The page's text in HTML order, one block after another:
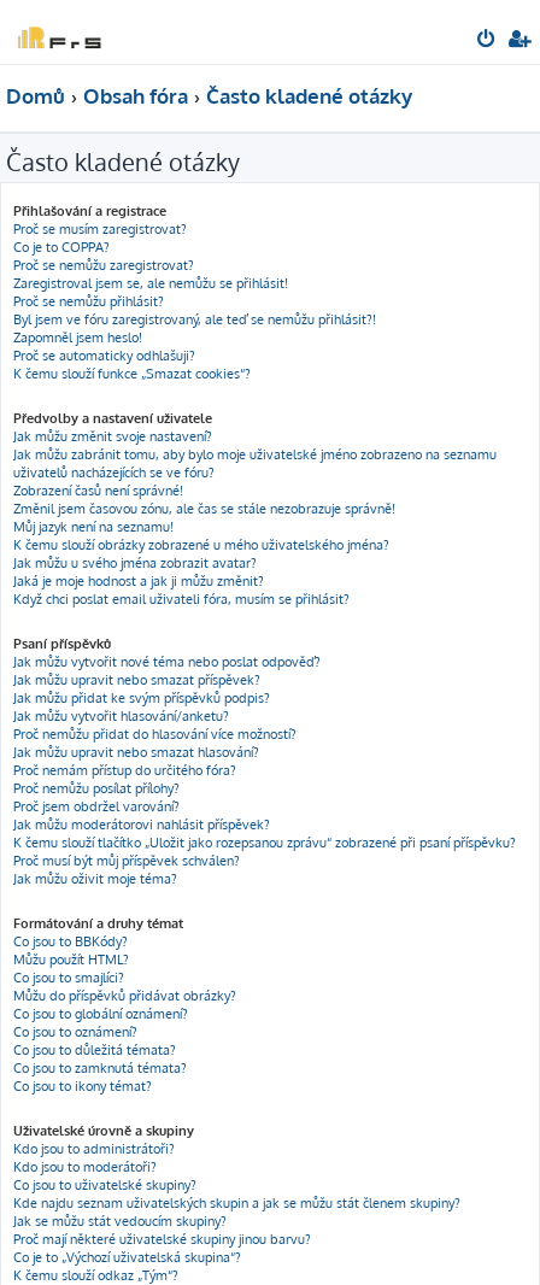
Domů Obsah fóra Často kladené otázky
Často kladené otázky
Přihlašování a registrace
Proč se musím zaregistrovat?
Co je to COPPA?
Proč se nemůžu zaregistrovat?
Zaregistroval jsem se, ale nemůžu se přihlásit!
Proč se nemůžu přihlásit?
Byl jsem ve fóru zaregistrovaný, ale teď se nemůžu přihlásit?!
Zapomněl jsem heslo!
Proč se automaticky odhlašuji?
K čemu slouží funkce „Smazat cookies“?
Předvolby a nastavení uživatele
Jak můžu změnit svoje nastavení?
Jak můžu zabránit tomu, aby bylo moje uživatelské jméno zobrazeno na seznamu
uživatelů nacházejících se ve fóru?
Zobrazení časů není správné!
Změnil jsem časovou zónu, ale čas se stále nezobrazuje správně!
Můj jazyk není na seznamu!
K čemu slouží obrázky zobrazené u mého uživatelského jména?
Jak můžu u svého jména zobrazit avatar?
Jaká je moje hodnost a jak ji můžu změnit?
Když chci poslat email uživateli fóra, musím se přihlásit?
Psaní příspěvků
Jak můžu vytvořit nové téma nebo poslat odpověď?
Jak můžu upravit nebo smazat příspěvek?
Jak můžu přidat ke svým příspěvků podpis?
Jak můžu vytvořit hlasování/anketu?
Proč nemůžu přidat do hlasování více možností?
Jak můžu upravit nebo smazat hlasování?
Proč nemám přístup do určitého fóra?
Proč nemůžu posílat přílohy?
Proč jsem obdržel varování?
Jak můžu moderátorovi nahlásit příspěvek?
K čemu slouží tlačítko „Uložit jako rozepsanou zprávu“ zobrazené při psaní příspěvku?
Proč musí být můj příspěvek schválen?
Jak můžu oživit moje téma?
Formátování a druhy témat
Co jsou to BBKódy?
Můžu použít HTML?
Co jsou to smajlíci?
Můžu do příspěvků přidávat obrázky?
Co jsou to globální oznámení?
Co jsou to oznámení?
Co jsou to důležitá témata?
Co jsou to zamknutá témata?
Co jsou to ikony témat?
Uživatelské úrovně a skupiny
Kdo jsou to administrátoři?
Kdo jsou to moderátoři?
Co jsou to uživatelské skupiny?
Kde najdu seznam uživatelských skupin a jak se můžu stát členem skupiny?
Jak se můžu stát vedoucím skupiny?
Proč mají některé uživatelské skupiny jinou barvu?
Co je to „Výchozí uživatelská skupina“?
K čemu slouží odkaz „Tým“?